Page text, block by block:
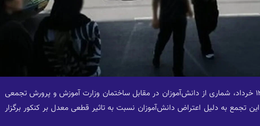
صبح امروز سه‌شنبه ۱۲ خرداد، شماری از دانش‌آموزان در مقابل ساختمان وزارت آموزش و پرورش تجمعی
این تجمع به دلیل اعتراض دانش‌آموزان نسبت به تاثیر قطعی معدل بر کنکور برگزار